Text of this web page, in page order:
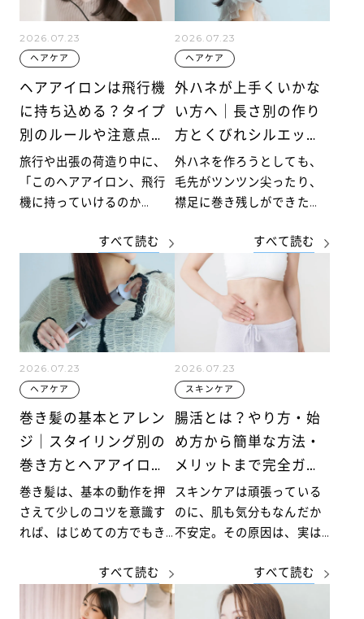
2026.07.23
ヘアケア
ヘアアイロンは飛行機
に持ち込める？タイプ
別のルールや注意点を
解説
旅行や出張の荷造り中に、
「このヘアアイロン、飛行
機に持っていけるのか
はありませんか。実は、持
ち込めるかどうかは電源の
タイプで決まります。知ら
ずに空港へ向かい、保安検
査で止められる方も少なく
ありません。
すべて読む
2026.07.23
ヘアケア
外ハネが上手くいかな
い方へ｜長さ別の作り
方とくびれシルエット
のコツ
外ハネを作ろうとしても、
毛先がツンツン尖ったり、
襟足に巻き残しができた
りして、思うように仕上が
らないことはありません
か。外ハネが上手くいかな
い原因は、巻き方の技術不
足だけでなく、
すべて読む
2026.07.23
ヘアケア
巻き髪の基本とアレン
ジ｜スタイリング別の
巻き方とヘアアイロン
のコツを解説
巻き髪は、基本の動作を押
さえて少しのコツを意識す
れば、はじめての方でもき
記事では、巻く前の準備か
ら内巻き・外巻き・ウェー
ブ巻き・ワンカールといっ
すべて読む
2026.07.23
スキンケア
腸活とは？やり方・始
め方から簡単な方法・
メリットまで完全ガイ
ド
スキンケアは頑張っている
のに、肌も気分もなんだか
不安定。その原因は、実は
ません。とはいえ「腸活」
と聞くと、少しストイック
で続かなさそうに感じる方
すべて読む